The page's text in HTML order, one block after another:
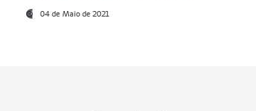
04 de Maio de 2021